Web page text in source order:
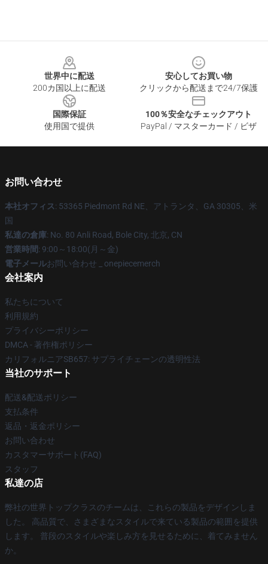
世界中に配送
200カ国以上に配送
安心してお買い物
クリックから配送まで24/7保護
国際保証
使用国で提供
100％安全なチェックアウト
PayPal / マスターカード / ビザ
お問い合わせ
本社オフィス: 53365 Piedmont Rd NE、アトランタ、GA 30305、米
国
私達の倉庫: No. 80 Anli Road, Bole City, 北京, CN
営業時間: 9:00～18:00(月～金)
電子メールお問い合わせ _ onepiecemerch
会社案内
私たちについて
利用規約
プライバシーポリシー
DMCA - 著作権ポリシー
カリフォルニアSB657: サプライチェーンの透明性法
当社のサポート
配送&配送ポリシー
支払条件
返品・返金ポリシー
お問い合わせ
カスタマーサポート(FAQ)
スタッフ
私達の店
弊社の世界トップクラスのチームは、これらの製品をデザインしま
した。 高品質で、さまざまなスタイルで来ている製品の範囲を提供
します。 普段のスタイルや楽しみ方を見せるために、着てみません
か。